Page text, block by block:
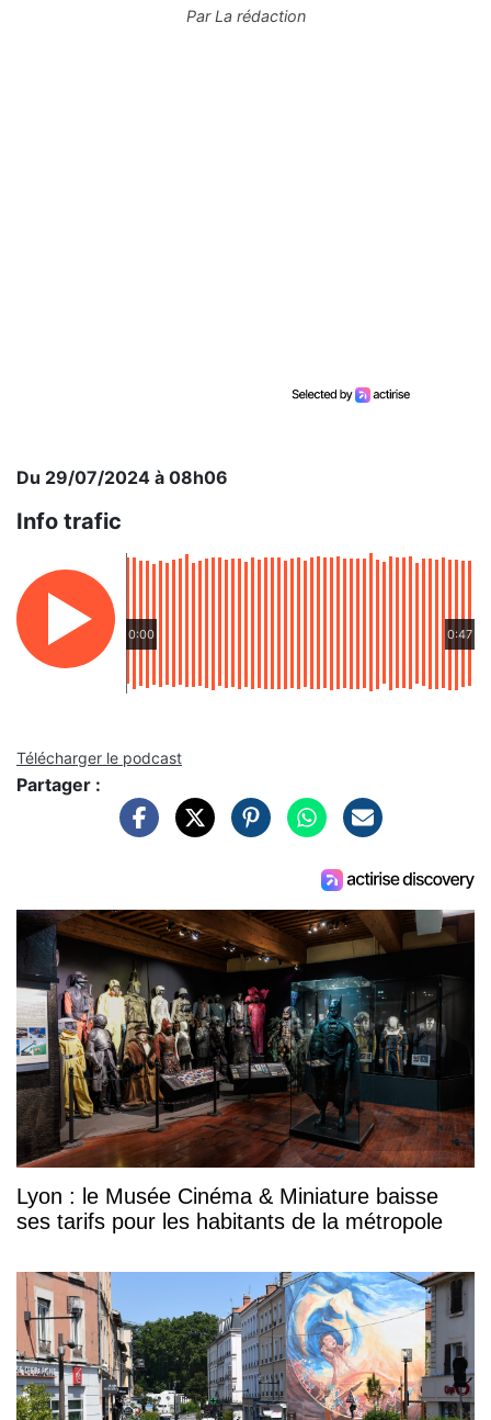
ParLa rédaction
Du 29/07/2024 à 08h06
Info trafic
0:00 0:47
Télécharger le podcast
Partager :
Lyon : le Musée Cinéma & Miniature baisse
ses tarifs pour les habitants de la métropole